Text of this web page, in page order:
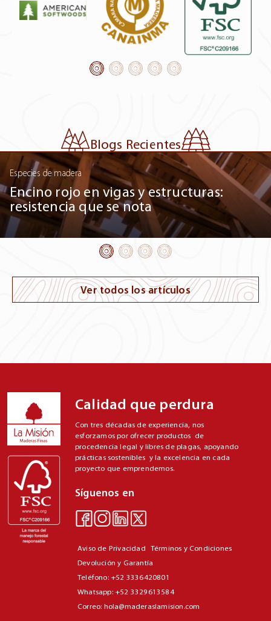
Blogs Recientes
Especies de madera
Encino rojo en vigas y estructuras:
resistencia que se nota
Ver todos los artículos
Calidad que perdura
Con tres décadas de experiencia, nos
esforzamos por ofrecer productos de
procedencia legal y libres de plagas, apoyando
prácticas sostenibles y la excelencia en cada
proyecto que emprendemos.
Síguenos en
Aviso de Privacidad Términos y Condiciones
Devolución y Garantía
Teléfono: +52 3336420801
Whatsapp: +52 3329613584
Correo: hola@maderaslamision.com